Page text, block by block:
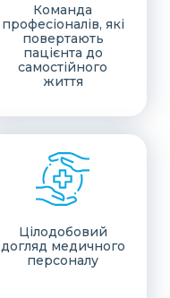
Команда
професіоналів, які
повертають
пацієнта до
самостійного
життя
Цілодобовий
догляд медичного
персоналу